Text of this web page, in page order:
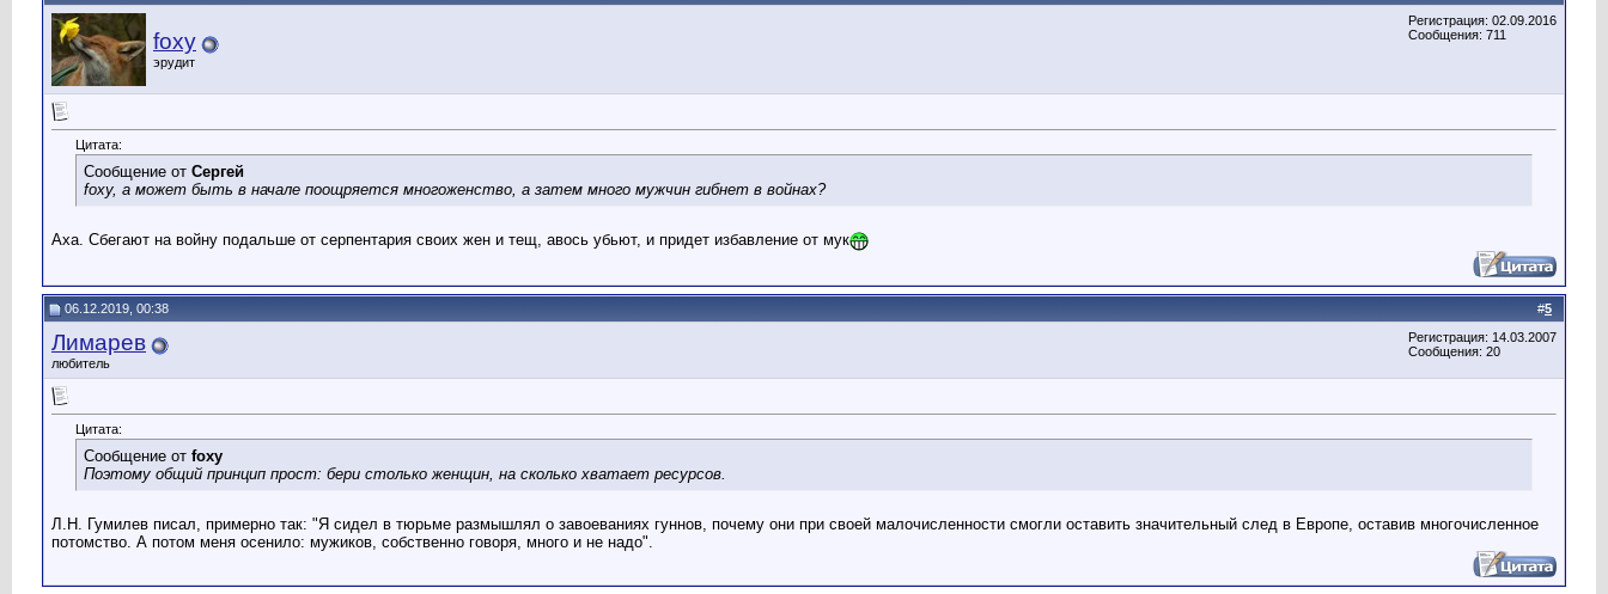
foxy
эрудит
Регистрация: 02.09.2016
Сообщения: 711
Цитата:
Сообщение от Сергей
foxy, а может быть в начале поощряется многоженство, а затем много мужчин гибнет в войнах?
Аха. Сбегают на войну подальше от серпентария своих жен и тещ, авось убьют, и придет избавление от мук
#5
06.12.2019, 00:38
Лимарев
любитель
Регистрация: 14.03.2007
Сообщения: 20
Цитата:
Сообщение от foxy
Поэтому общий принцип прост: бери столько женщин, на сколько хватает ресурсов.
Л.Н. Гумилев писал, примерно так: "Я сидел в тюрьме размышлял о завоеваниях гуннов, почему они при своей малочисленности смогли оставить значительный след в Европе, оставив многочисленное
потомство. А потом меня осенило: мужиков, собственно говоря, много и не надо".